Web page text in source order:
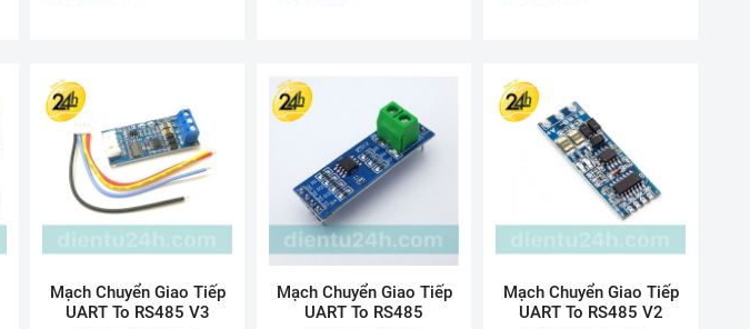
Mạch Chuyển Giao Tiếp
UART To RS485 V3
Mạch Chuyển Giao Tiếp
UART To RS485
Mạch Chuyển Giao Tiếp
UART To RS485 V2